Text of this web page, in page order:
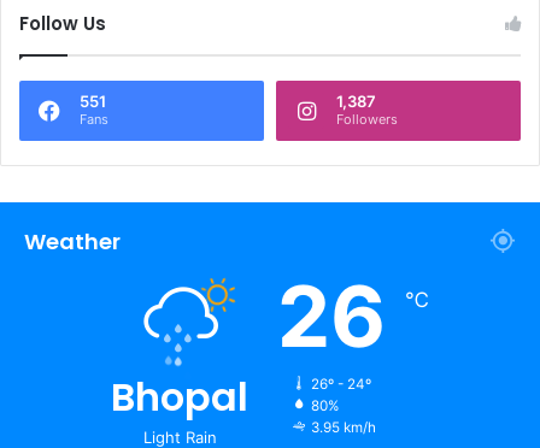
Follow Us
551
Fans
1,387
Followers
Weather
Bhopal
Light Rain
26 ℃
26º - 24º
80%
3.95 km/h